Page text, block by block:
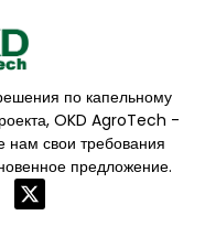
по капельному
OKD AgroTech -
нам свои требования
предложение.